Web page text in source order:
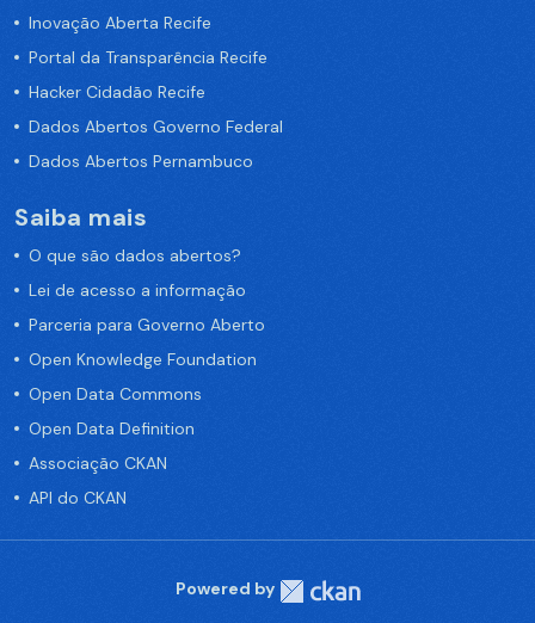
Inovação Aberta Recife
Portal da Transparência Recife
Hacker Cidadão Recife
Dados Abertos Governo Federal
Dados Abertos Pernambuco
Saiba mais
O que são dados abertos?
Lei de acesso a informação
Parceria para Governo Aberto
Open Knowledge Foundation
Open Data Commons
Open Data Definition
Associação CKAN
API do CKAN
Powered by